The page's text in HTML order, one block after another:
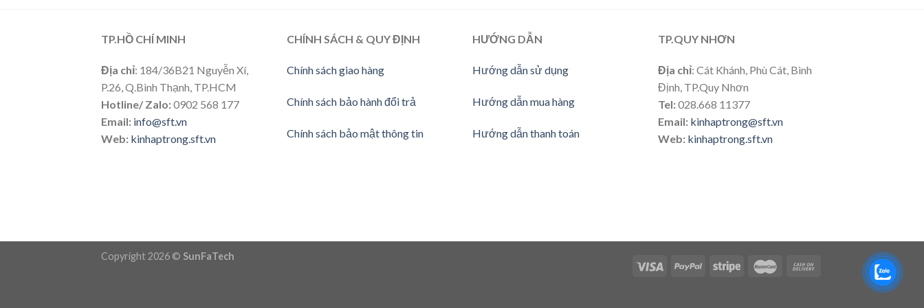
TP.HỒ CHÍ MINH
Địa chỉ: 184/36B21 Nguyễn Xí,
P.26, Q.Bình Thạnh, TP.HCM
Hotline/ Zalo:0902 568 177
Email: info@sft.vn
Web: kinhaptrong.sft.vn
CHÍNH SÁCH & QUY ĐỊNH
Chính sách giao hàng
Chính sách bảo hành đổi trả
Chính sách bảo mật thông tin
HƯỚNG DẪN
Hướng dẫn sử dụng
Hướng dẫn mua hàng
Hướng dẫn thanh toán
TP.QUY NHƠN
Địa chỉ: Cát Khánh, Phù Cát, Bình
Định, TP.Quy Nhơn
Tel:028.668 11377
Email: kinhaptrong@sft.vn
Web: kinhaptrong.sft.vn
Copyright 2026 © SunFaTech